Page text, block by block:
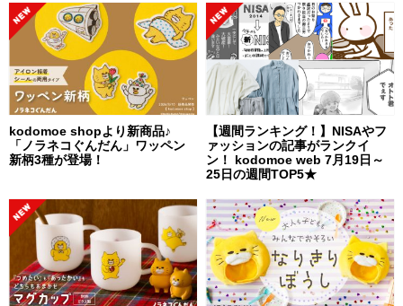
kodomoe shopより新商品♪
「ノラネコぐんだん」ワッペン
新柄3種が登場！
【週間ランキング！】NISAやフ
ァッションの記事がランクイ
ン！ kodomoe web 7月19日～
25日の週間TOP5★